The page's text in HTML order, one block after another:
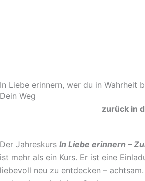
In Liebe erinnern, wer du in Wahrheit
Dein Weg
zurück in die
Der Jahreskurs In Liebe erinnern –
ist mehr als ein Kurs. Er ist eine
liebevoll neu zu entdecken –